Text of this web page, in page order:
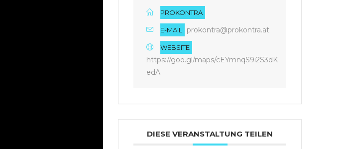
PROKONTRA
E-MAIL prokontra@prokontra.at
WEBSITE
https://goo.gl/maps/cEYmnqS9i2S3dK
edA
DIESE VERANSTALTUNG TEILEN